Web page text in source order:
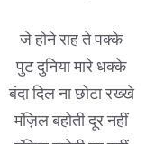
जे होने राह ते पक्के
पुट दुनिया मारे धक्के
बंदा दिल ना छोटा रख्खे
मंज़िल बहोती दूर नहीं